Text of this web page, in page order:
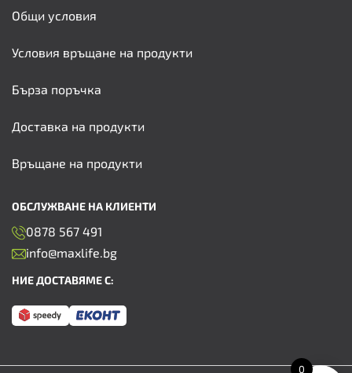
Общи условия
Условия връщане на продукти
Бърза поръчка
Доставка на продукти
Връщане на продукти
ОБСЛУЖВАНЕ НА КЛИЕНТИ
0878 567 491
info@maxlife.bg
НИЕ ДОСТАВЯМЕ С:
0